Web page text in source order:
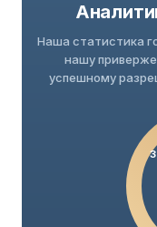
Наша статистика
нашу
успешному